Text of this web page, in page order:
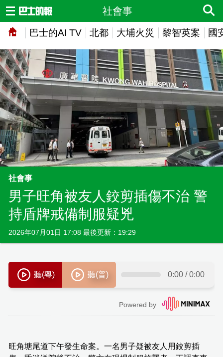
巴士的AI TV 北都 大埔火災 黎智英案 國
社會事
社會事
男子旺角被友人鉸剪插傷不治 警
持盾牌戒備制服疑兇
2026年07月01日 17:08 最後更新：19:29
旺角塘尾道下午發生命案。一名男子疑被友人用鉸剪插